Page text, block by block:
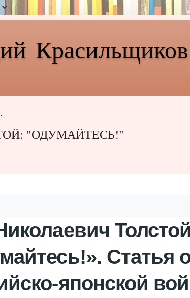
Красильщиков
"ОДУМАЙТЕСЬ!"
Статья
японской